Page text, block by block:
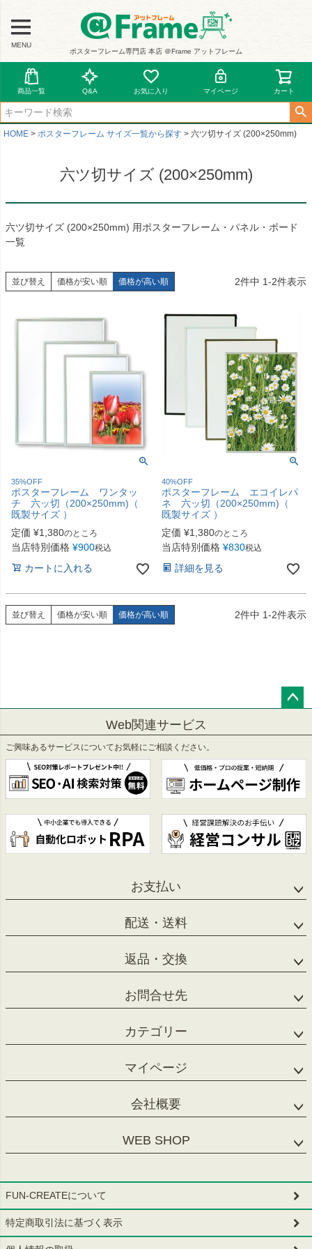
MENU
ポスターフレーム専門店 本店 ＠Frame アットフレーム
商品一覧 Q&A お気に入り マイページ カート
HOME ポスターフレーム サイズ一覧から探す 六ツ切サイズ (200×250mm)
六ツ切サイズ (200×250mm)
六ツ切サイズ (200×250mm) 用ポスターフレーム・パネル・ボード
一覧
並び替え 価格が安い順 価格が高い順 2件中 1-2件表示
35%OFF
ポスターフレーム ワンタッ
チ 六ッ切（200×250mm)（
既製サイズ ）
定価 ¥1,380のところ
当店特別価格 ¥900税込
カートに入れる
40%OFF
ポスターフレーム エコイレパ
ネ 六ッ切（200×250mm)（
既製サイズ ）
定価 ¥1,380のところ
当店特別価格 ¥830税込
詳細を見る
並び替え 価格が安い順 価格が高い順 2件中 1-2件表示
へ
Web関連サービス
ご興味あるサービスについてお気軽にご相談ください。
お支払い
配送・送料
返品・交換
お問合せ先
カテゴリー
マイページ
会社概要
WEB SHOP
FUN-CREATEについて
特定商取引法に基づく表示